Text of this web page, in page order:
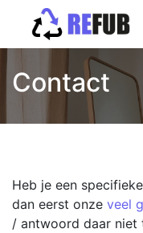
Contact
Heb je een
dan eerst onze veel
/ antwoord daar niet